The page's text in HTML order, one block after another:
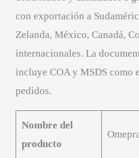
con exportación a
Zelanda, México, Canadá,
internacionales. La
incluye COA y MSDS como
pedidos.
Nombre del
producto